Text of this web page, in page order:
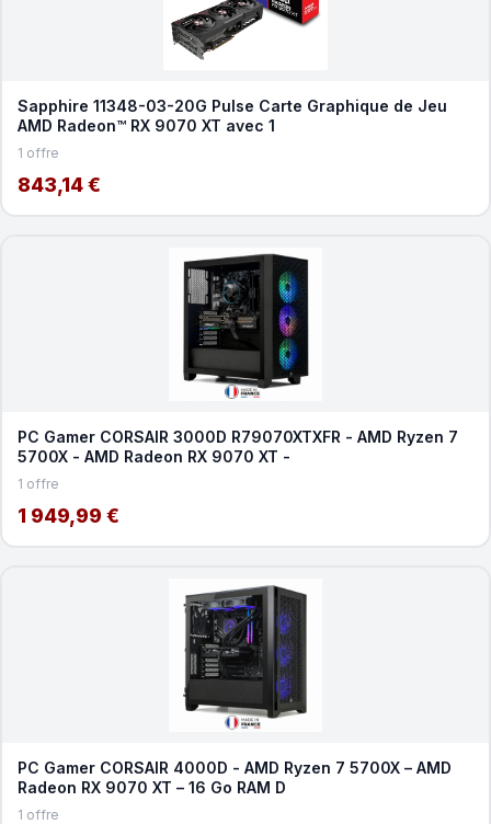
Sapphire 11348-03-20G Pulse Carte Graphique de Jeu
AMD Radeon™ RX 9070 XT avec 1
1 offre
843,14 €
PC Gamer CORSAIR 3000D R79070XTXFR - AMD Ryzen 7
5700X - AMD Radeon RX 9070 XT -
1 offre
1 949,99 €
PC Gamer CORSAIR 4000D - AMD Ryzen 7 5700X – AMD
Radeon RX 9070 XT – 16 Go RAM D
1 offre